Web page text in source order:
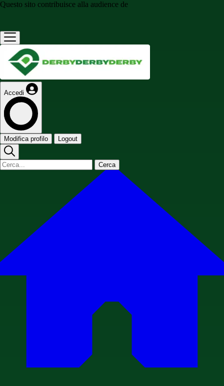
Questo sito contribuisce alla audience de
Accedi
Modifica profilo Logout
Cerca